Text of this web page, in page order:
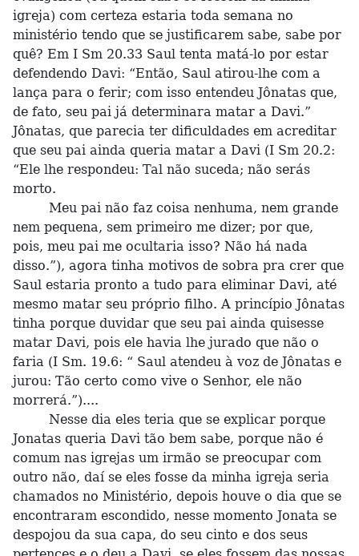
igreja) com certeza estaria toda semana no
ministério tendo que se justificarem sabe, sabe por
quê? Em I Sm 20.33 Saul tenta matá-lo por estar
defendendo Davi: “Então, Saul atirou-lhe com a
lança para o ferir; com isso entendeu Jônatas que,
de fato, seu pai já determinara matar a Davi.”
Jônatas, que parecia ter dificuldades em acreditar
que seu pai ainda queria matar a Davi (I Sm 20.2:
“Ele lhe respondeu: Tal não suceda; não serás
morto.
Meu pai não faz coisa nenhuma, nem grande
nem pequena, sem primeiro me dizer; por que,
pois, meu pai me ocultaria isso? Não há nada
disso.”), agora tinha motivos de sobra pra crer que
Saul estaria pronto a tudo para eliminar Davi, até
mesmo matar seu próprio filho. A princípio Jônatas
tinha porque duvidar que seu pai ainda quisesse
matar Davi, pois ele havia lhe jurado que não o
faria (I Sm. 19.6: “ Saul atendeu à voz de Jônatas e
jurou: Tão certo como vive o Senhor, ele não
morrerá.”)....
Nesse dia eles teria que se explicar porque
Jonatas queria Davi tão bem sabe, porque não é
comum nas igrejas um irmão se preocupar com
outro não, daí se eles fosse da minha igreja seria
chamados no Ministério, depois houve o dia que se
encontraram escondido, nesse momento Jonata se
despojou da sua capa, do seu cinto e dos seus